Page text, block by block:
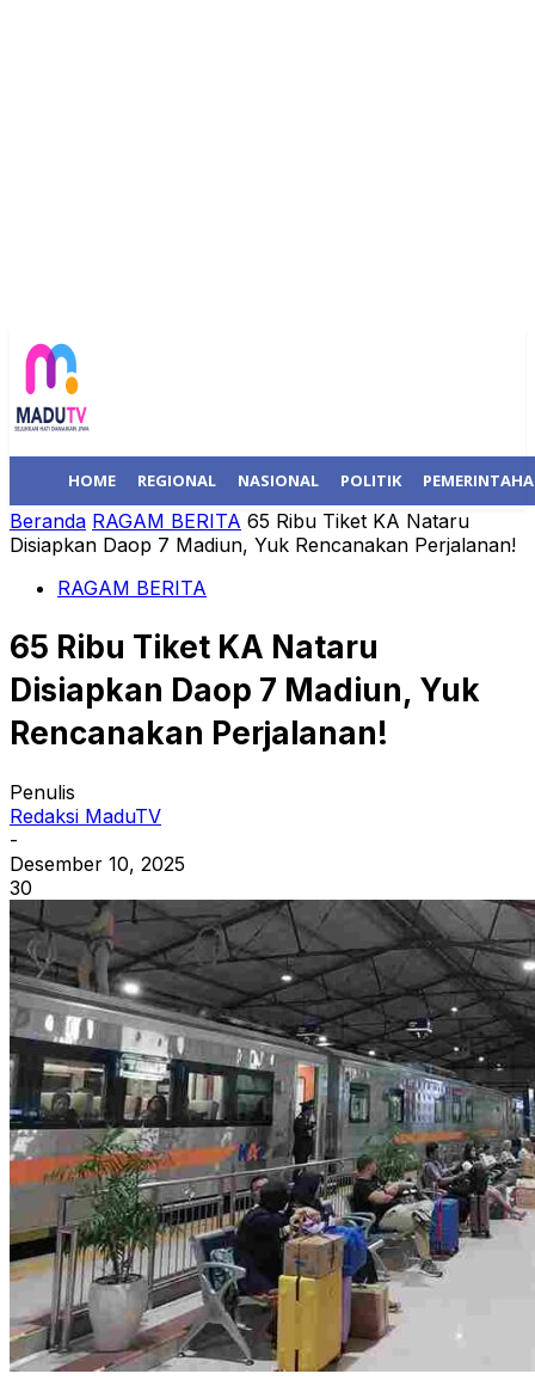
HOME REGIONAL NASIONAL POLITIK
Beranda RAGAM BERITA 65 Ribu Tiket KA Nataru
Disiapkan Daop 7 Madiun, Yuk Rencanakan Perjalanan!
RAGAM BERITA
65 Ribu Tiket KA Nataru
Disiapkan Daop 7 Madiun, Yuk
Rencanakan Perjalanan!
Penulis
Redaksi MaduTV
-
Desember 10, 2025
30